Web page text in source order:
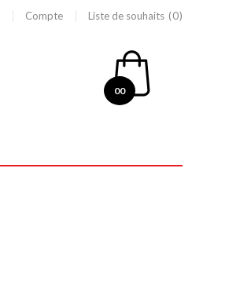
Compte Liste de souhaits 0
00